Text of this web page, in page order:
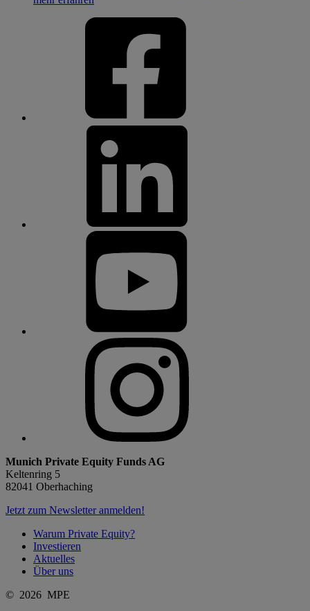
Munich Private Equity Funds AG
Keltenring 5
82041 Oberhaching
Jetzt zum Newsletter anmelden!
Warum Private Equity?
Investieren
Aktuelles
Über uns
© 2026 MPE